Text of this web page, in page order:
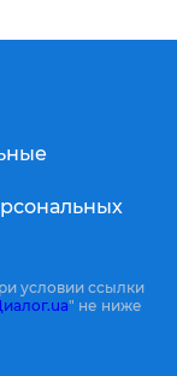
условии ссылки
" не ниже